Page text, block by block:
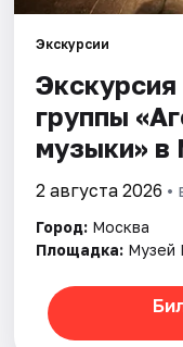
Экскурсии
группы
музыки» в
2 августа 2026 •
Город: Москва
Площадка: Музей